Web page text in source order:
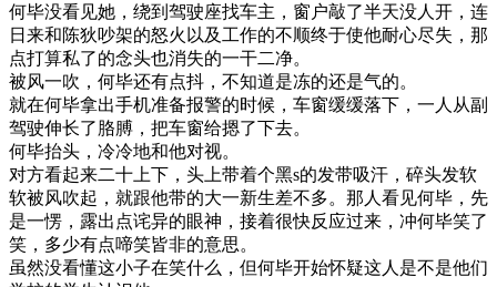
何毕没看见她，绕到驾驶座找车主，窗户敲了半天没人开，连
日来和陈狄吵架的怒火以及工作的不顺终于使他耐心尽失，那
点打算私了的念头也消失的一干二净。
被风一吹，何毕还有点抖，不知道是冻的还是气的。
就在何毕拿出手机准备报警的时候，车窗缓缓落下，一人从副
驾驶伸长了胳膊，把车窗给摁了下去。
何毕抬头，冷冷地和他对视。
对方看起来二十上下，头上带着个黑s的发带吸汗，碎头发软
软被风吹起，就跟他带的大一新生差不多。那人看见何毕，先
是一愣，露出点诧异的眼神，接着很快反应过来，冲何毕笑了
笑，多少有点啼笑皆非的意思。
虽然没看懂这小子在笑什么，但何毕开始怀疑这人是不是他们